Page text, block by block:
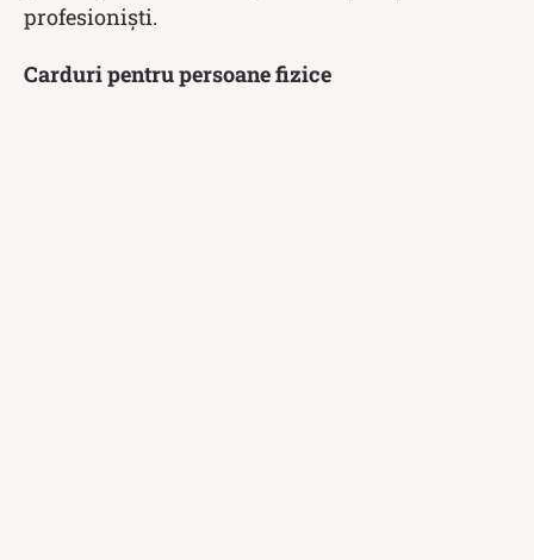
profesioniști.
Carduri pentru persoane fizice